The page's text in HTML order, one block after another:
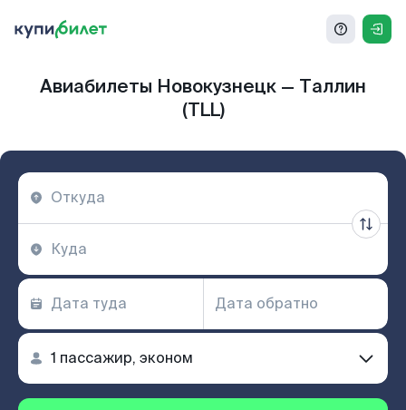
Авиабилеты Новокузнецк — Таллин
(TLL)